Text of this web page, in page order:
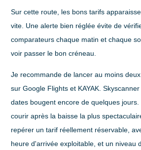
Sur cette route, les bons tarifs
vite. Une alerte bien réglée évite de
comparateurs chaque matin et chaque
voir passer le bon créneau.
Je recommande de lancer au moins
surGoogle Flights et KAYAK .Skyscanner
dates bougent encore de quelques
courir après la baisse la plus
repérer un tarif réellement réservable,
heure d'arrivée exploitable, et un niveau